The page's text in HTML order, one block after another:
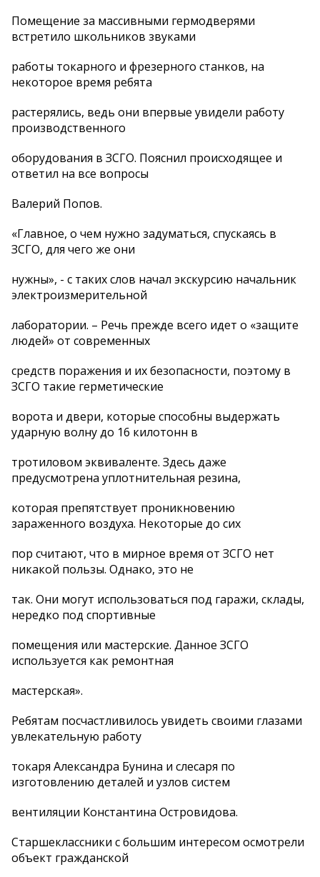
Помещение за массивными гермодверями
встретило школьников звуками
работы токарного и фрезерного станков, на
некоторое время ребята
растерялись, ведь они впервые увидели работу
производственного
оборудования в ЗСГО. Пояснил происходящее и
ответил на все вопросы
Валерий Попов.
«Главное, о чем нужно задуматься, спускаясь в
ЗСГО, для чего же они
нужны», - с таких слов начал экскурсию начальник
электроизмерительной
лаборатории. – Речь прежде всего идет о «защите
людей» от современных
средств поражения и их безопасности, поэтому в
ЗСГО такие герметические
ворота и двери, которые способны выдержать
ударную волну до 16 килотонн в
тротиловом эквиваленте. Здесь даже
предусмотрена уплотнительная резина,
которая препятствует проникновению
зараженного воздуха. Некоторые до сих
пор считают, что в мирное время от ЗСГО нет
никакой пользы. Однако, это не
так. Они могут использоваться под гаражи, склады,
нередко под спортивные
помещения или мастерские. Данное ЗСГО
используется как ремонтная
мастерская».
Ребятам посчастливилось увидеть своими глазами
увлекательную работу
токаря Александра Бунина и слесаря по
изготовлению деталей и узлов систем
вентиляции Константина Островидова.
Старшеклассники с большим интересом осмотрели
объект гражданской